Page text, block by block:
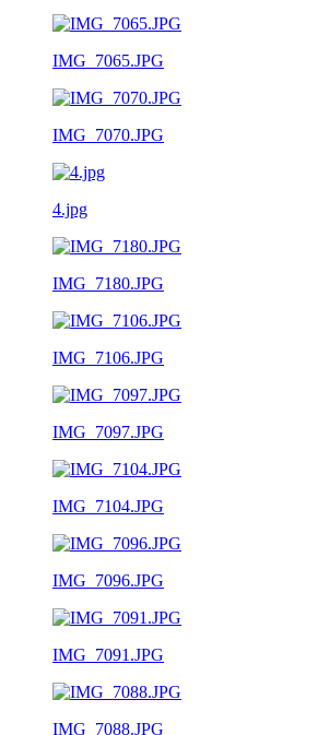
IMG_7065.JPG
IMG_7070.JPG
4.jpg
IMG_7180.JPG
IMG_7106.JPG
IMG_7097.JPG
IMG_7104.JPG
IMG_7096.JPG
IMG_7091.JPG
IMG_7088.JPG